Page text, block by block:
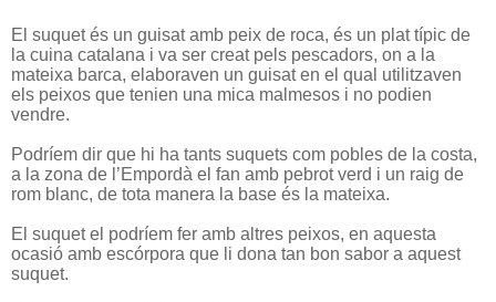
El suquet és un guisat amb peix de roca, és un plat típic de
la cuina catalana i va ser creat pels pescadors, on a la
mateixa barca, elaboraven un guisat en el qual utilitzaven
els peixos que tenien una mica malmesos i no podien
vendre.
Podríem dir que hi ha tants suquets com pobles de la costa,
a la zona de l’Empordà el fan amb pebrot verd i un raig de
rom blanc, de tota manera la base és la mateixa.
El suquet el podríem fer amb altres peixos, en aquesta
ocasió amb escórpora que li dona tan bon sabor a aquest
suquet.